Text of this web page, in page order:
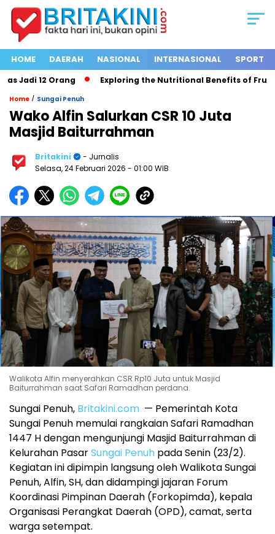
HOME DAERAH NASIONAL INTERNASIONAL SPORT
Jadi 12 Orang Exploring the Nutritional Benefits of Fruits
Home / Sungai Penuh
Wako Alfin Salurkan CSR 10 Juta
Masjid Baiturrahman
Britakini
- Jurnalis
Selasa, 24 Februari 2026 - 01:00 WIB
Walikota Alfin menyerahkan CSR Rp10 Juta untuk Masjid
Baiturrahman saat Safari Ramadhan perdana.
Sungai Penuh, Britakini.com — Pemerintah Kota
Sungai Penuh memulai rangkaian Safari Ramadhan
1447 H dengan mengunjungi Masjid Baiturrahman di
Kelurahan PasarSungai Penuh pada Senin (23/2).
Kegiatan ini dipimpin langsung oleh Walikota Sungai
Penuh, Alfin, SH, dan didampingi jajaran Forum
Koordinasi Pimpinan Daerah (Forkopimda), kepala
Organisasi Perangkat Daerah (OPD), camat, serta
warga setempat.